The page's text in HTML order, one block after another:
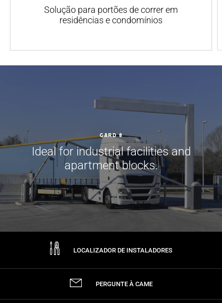
Solução para portões de correr em
residências e condomínios
GARD 8
Ideal for industrial facilities and
apartment blocks.
LOCALIZADOR DE INSTALADORES
PERGUNTE À CAME